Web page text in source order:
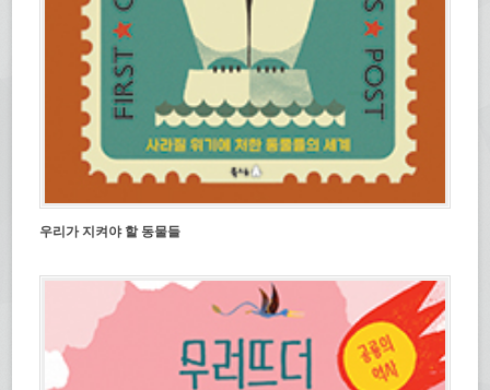
우리가 지켜야 할 동물들